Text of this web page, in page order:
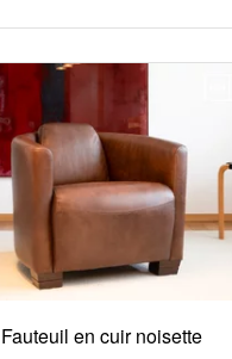
Fauteuil en cuir noisette